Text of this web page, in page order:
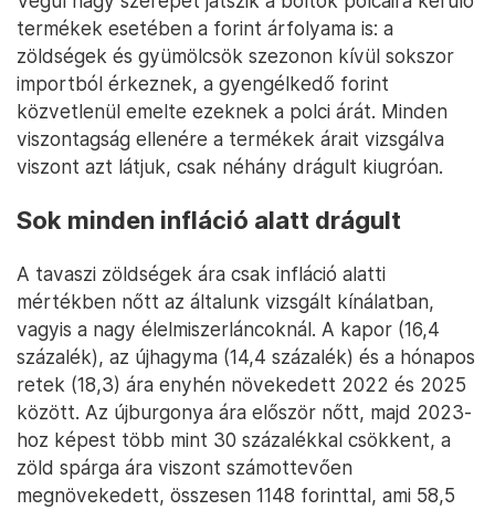
termékek esetében a forint árfolyama is: a
zöldségek és gyümölcsök szezonon kívül sokszor
importból érkeznek, a gyengélkedő forint
közvetlenül emelte ezeknek a polci árát. Minden
viszontagság ellenére a termékek árait vizsgálva
viszont azt látjuk, csak néhány drágult kiugróan.
Sok minden infláció alatt drágult
A tavaszi zöldségek ára csak infláció alatti
mértékben nőtt az általunk vizsgált kínálatban,
vagyis a nagy élelmiszerláncoknál. A kapor (16,4
százalék), az újhagyma (14,4 százalék) és a hónapos
retek (18,3) ára enyhén növekedett 2022 és 2025
között. Az újburgonya ára először nőtt, majd 2023-
hoz képest több mint 30 százalékkal csökkent, a
zöld spárga ára viszont számottevően
megnövekedett, összesen 1148 forinttal, ami 58,5